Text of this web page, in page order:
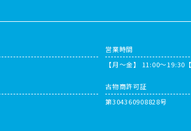
営業時間
【月～金】 11:00〜19:30
古物商許可証
第304360908828号